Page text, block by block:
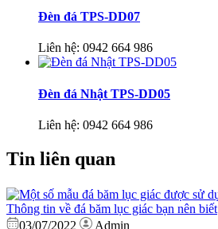
Đèn đá TPS-DD07
Liên hệ: 0942 664 986
Đèn đá Nhật TPS-DD05
Liên hệ: 0942 664 986
Tin liên quan
Thông tin về đá băm lục giác bạn nên biết
03/07/2022
Admin